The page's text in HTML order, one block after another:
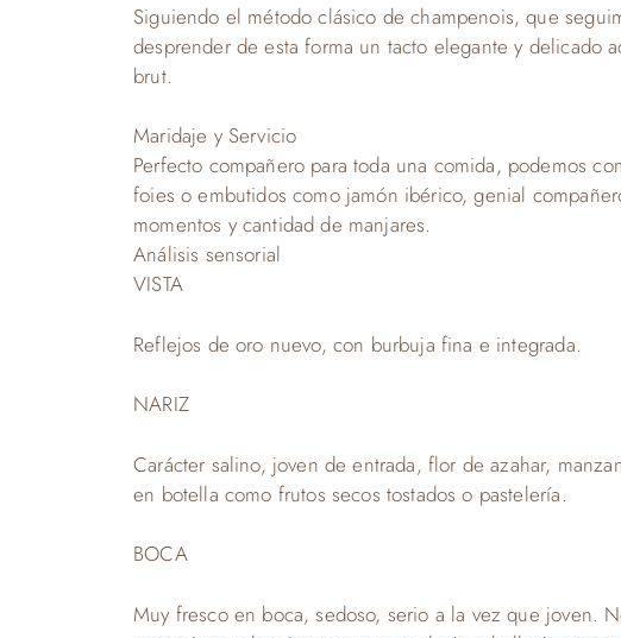
Siguiendo el método clásico de champenois, que
desprender de esta forma un tacto elegante y delicado
brut.
Maridaje y Servicio
Perfecto compañero para toda una comida, podemos
foies o embutidos como jamón ibérico, genial
momentos y cantidad de manjares.
Análisis sensorial
VISTA
Reflejos de oro nuevo, con burbuja fina e integrada.
NARIZ
Carácter salino, joven de entrada, flor de azahar,
en botella como frutos secos tostados o pastelería.
BOCA
Muy fresco en boca, sedoso, serio a la vez que joven.